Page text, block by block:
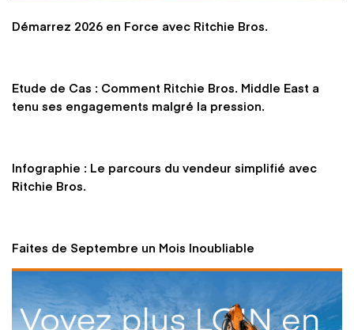
Démarrez 2026 en Force avec Ritchie Bros.
Etude de Cas : Comment Ritchie Bros. Middle East a
tenu ses engagements malgré la pression.
Infographie : Le parcours du vendeur simplifié avec
Ritchie Bros.
Faites de Septembre un Mois Inoubliable